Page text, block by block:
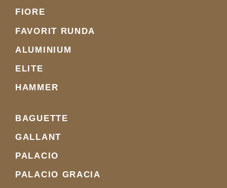
FIORE
FAVORIT RUNDA
ALUMINIUM
ELITE
HAMMER
BAGUETTE
GALLANT
PALACIO
PALACIO GRACIA